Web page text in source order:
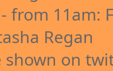
from 11am:
Regan
shown on